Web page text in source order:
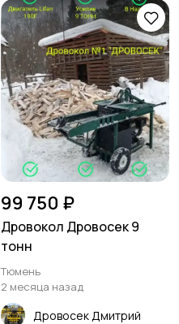
99 750 ₽
Дровокол Дровосек 9
тонн
Тюмень
2 месяца назад
Дровосек Дмитрий